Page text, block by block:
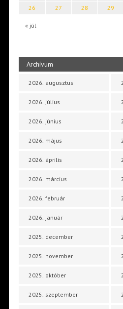
« júl
26
27 28 29
Archívum
2026. augusztus
2026. július
2026. június
2026. május
2026. április
2026. március
2026. február
2026. január
2025. december
2025. november
2025. október
2025. szeptember